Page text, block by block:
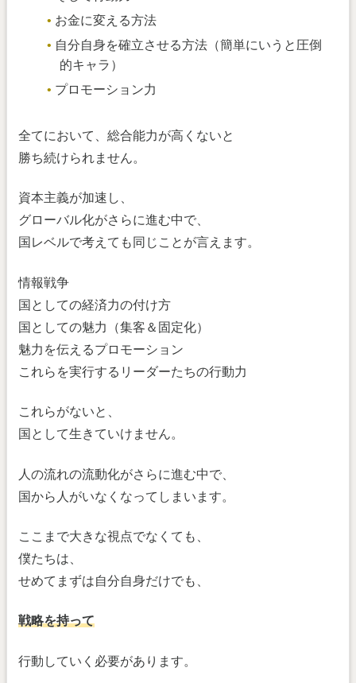
お金に変える方法
自分自身を確立させる方法（簡単にいうと圧倒
的キャラ）
プロモーション力
全てにおいて、総合能力が高くないと
勝ち続けられません。
資本主義が加速し、
グローバル化がさらに進む中で、
国レベルで考えても同じことが言えます。
情報戦争
国としての経済力の付け方
国としての魅力（集客＆固定化）
魅力を伝えるプロモーション
これらを実行するリーダーたちの行動力
これらがないと、
国として生きていけません。
人の流れの流動化がさらに進む中で、
国から人がいなくなってしまいます。
ここまで大きな視点でなくても、
僕たちは、
せめてまずは自分自身だけでも、
戦略を持って
行動していく必要があります。